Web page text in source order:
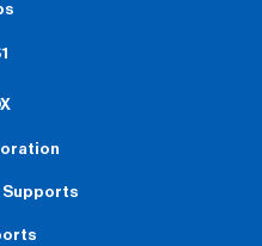
Supports